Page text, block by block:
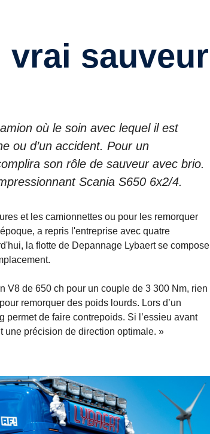
vrai sauveur
où le soin avec lequel il est
ou d’un accident. Pour un
son rôle de sauveur avec brio.
Scania S650 6x2/4.
et les camionnettes ou pour les remorquer
a repris l'entreprise avec quatre
la flotte de Depannage Lybaert se compose
V8 de 650 ch pour un couple de 3 300 Nm, rien
remorquer des poids lourds. Lors d’un
permet de faire contrepoids. Si l’essieu avant
une précision de direction optimale. »